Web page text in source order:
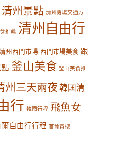
清州景點 清州機場交通方
推薦 清州自由行
清州西門市場 西門市場美食 跟
點 釜山美食 釜山美食推
州三天兩夜 韓國清
行 韓國行程 飛魚女
爾自由行行程 首爾賞櫻